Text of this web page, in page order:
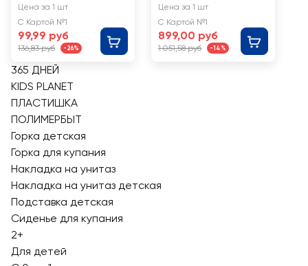
24-18с
Цена за 1 шт
С Картой №1
99,99 руб
136,83 руб -26%
серый/темно-
серый, с 18
месяцев
Цена за 1 шт
С Картой №1
899,00 руб
1 051,58 руб -14%
365 ДНЕЙ
KIDS PLANET
ПЛАСТИШКА
ПОЛИМЕРБЫТ
Горка детская
Горка для купания
Накладка на унитаз
Накладка на унитаз детская
Подставка детская
Сиденье для купания
2+
Для детей